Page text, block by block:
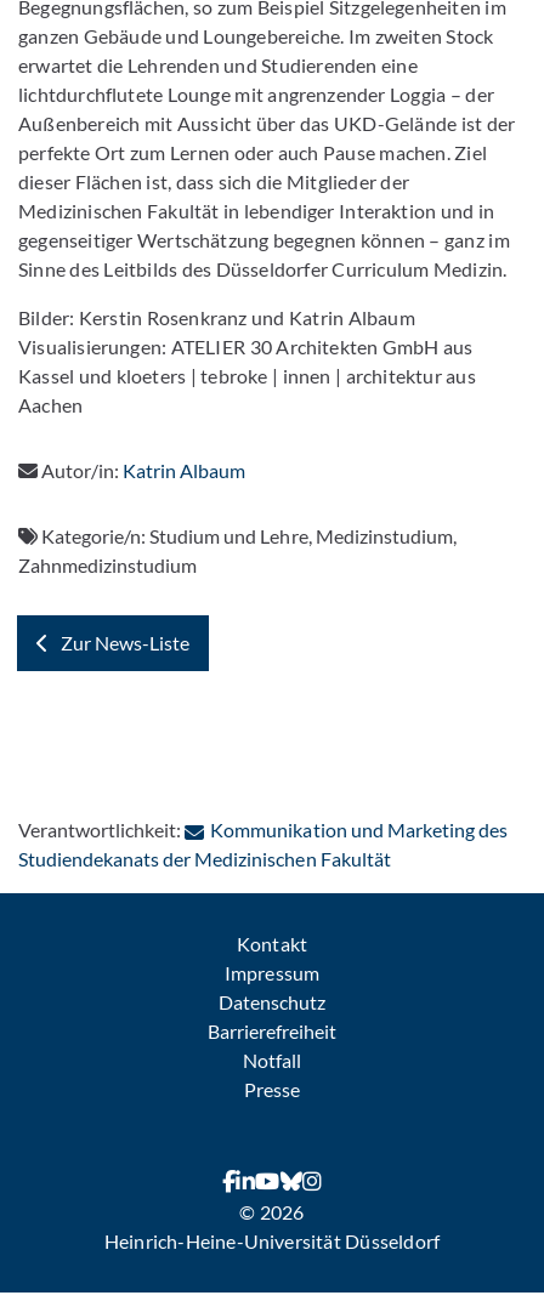
Begegnungsflächen, so zum Beispiel Sitzgelegenheiten im
ganzen Gebäude und Loungebereiche. Im zweiten Stock
erwartet die Lehrenden und Studierenden eine
lichtdurchflutete Lounge mit angrenzender Loggia – der
Außenbereich mit Aussicht über das UKD-Gelände ist der
perfekte Ort zum Lernen oder auch Pause machen. Ziel
dieser Flächen ist, dass sich die Mitglieder der
Medizinischen Fakultät in lebendiger Interaktion und in
gegenseitiger Wertschätzung begegnen können – ganz im
Sinne des Leitbilds des Düsseldorfer Curriculum Medizin.
Bilder: Kerstin Rosenkranz und Katrin Albaum
Visualisierungen: ATELIER 30 Architekten GmbH aus
Kassel und kloeters | tebroke | innen | architektur aus
Aachen
Autor/in: Katrin Albaum
Kategorie/n:Studium und Lehre, Medizinstudium,
Zahnmedizinstudium
Zur News-Liste
Verantwortlichkeit:
Kommunikation und Marketing des
Studiendekanats der Medizinischen Fakultät: Per E-Mail
Kontakt
Impressum
Datenschutz
Barrierefreiheit
Notfall
Presse
© 2026
Heinrich-Heine-Universität Düsseldorf